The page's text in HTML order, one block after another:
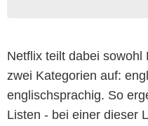
Netflix teilt dabei sowohl
zwei Kategorien auf:
englischsprachig. So
Listen - bei einer dieser